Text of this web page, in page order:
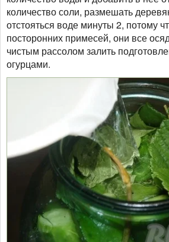
количество соли, размешать
отстояться воде минуты 2, потому
посторонних примесей, они все
чистым рассолом залить
огурцами.